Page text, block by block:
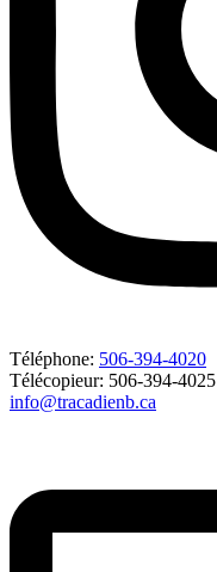
Téléphone: 506-394-4020
Télécopieur: 506-394-4025
info@tracadienb.ca